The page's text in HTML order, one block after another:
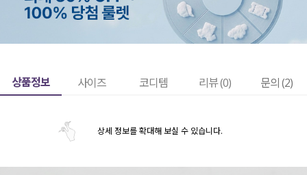
상품정보 사이즈 코디템 리뷰 (0) 문의 (2)
상세 정보를 확대해 보실 수 있습니다.